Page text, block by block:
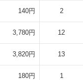
140円 2
3,780円 12
3,820円 13
180円 1